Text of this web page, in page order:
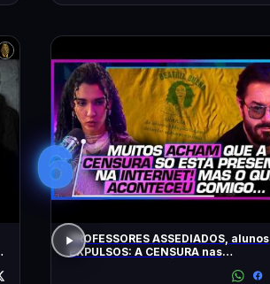
6
PROFESSORES ASSEDIADOS, alunos
EXPULSOS: A CENSURA nas